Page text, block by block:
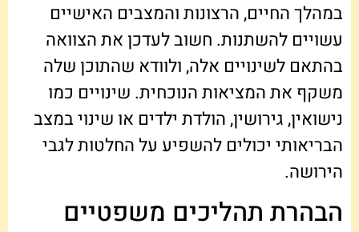
במהלך החיים, הרצונות והמצבים האישיים
עשויים להשתנות. חשוב לעדכן את הצוואה
בהתאם לשינויים אלה, ולוודא שהתוכן שלה
משקף את המציאות הנוכחית. שינויים כמו
נישואין, גירושין, הולדת ילדים או שינוי במצב
הבריאותי יכולים להשפיע על החלטות לגבי
הירושה.
הבהרת תהליכים משפטיים